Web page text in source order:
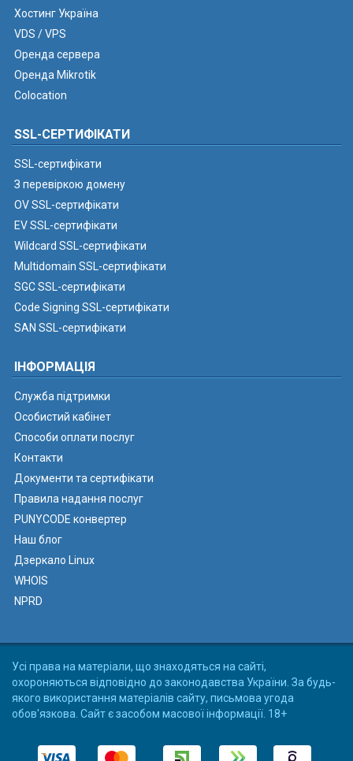
Хостинг Україна
VDS / VPS
Оренда сервера
Оренда Mikrotik
Colocation
SSL-СЕРТИФІКАТИ
SSL-сертифікати
З перевіркою домену
OV SSL-сертифікати
EV SSL-сертифікати
Wildcard SSL-сертифікати
Multidomain SSL-сертифікати
SGC SSL-сертифікати
Code Signing SSL-сертифікати
SAN SSL-сертифікати
ІНФОРМАЦІЯ
Служба підтримки
Особистий кабінет
Способи оплати послуг
Контакти
Документи та сертифікати
Правила надання послуг
PUNYCODE конвертер
Наш блог
Дзеркало Linux
WHOIS
NPRD
Усі права на матеріали, що знаходяться на сайті,
охороняються відповідно до законодавства України. За будь-
якого використання матеріалів сайту, письмова угода
обов'язкова. Сайт є засобом масової інформації. 18+